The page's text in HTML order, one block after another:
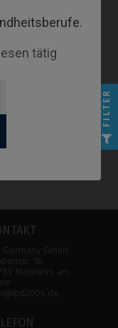
tätig
Germany GmbH
18
Monheim am
FILTER